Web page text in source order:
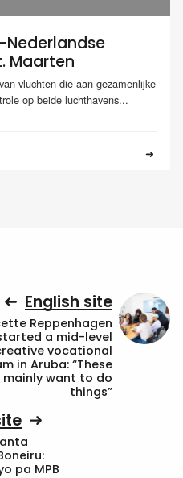
Nederlandse
Maarten
vluchten die aan gezamenlijke
op beide luchthavens...
English site
Reppenhagen
a mid-level
vocational
in Aruba: “These
want to do
things”
pa MPB